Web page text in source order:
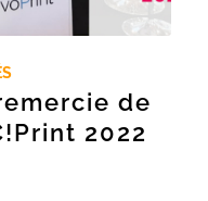
de
2022